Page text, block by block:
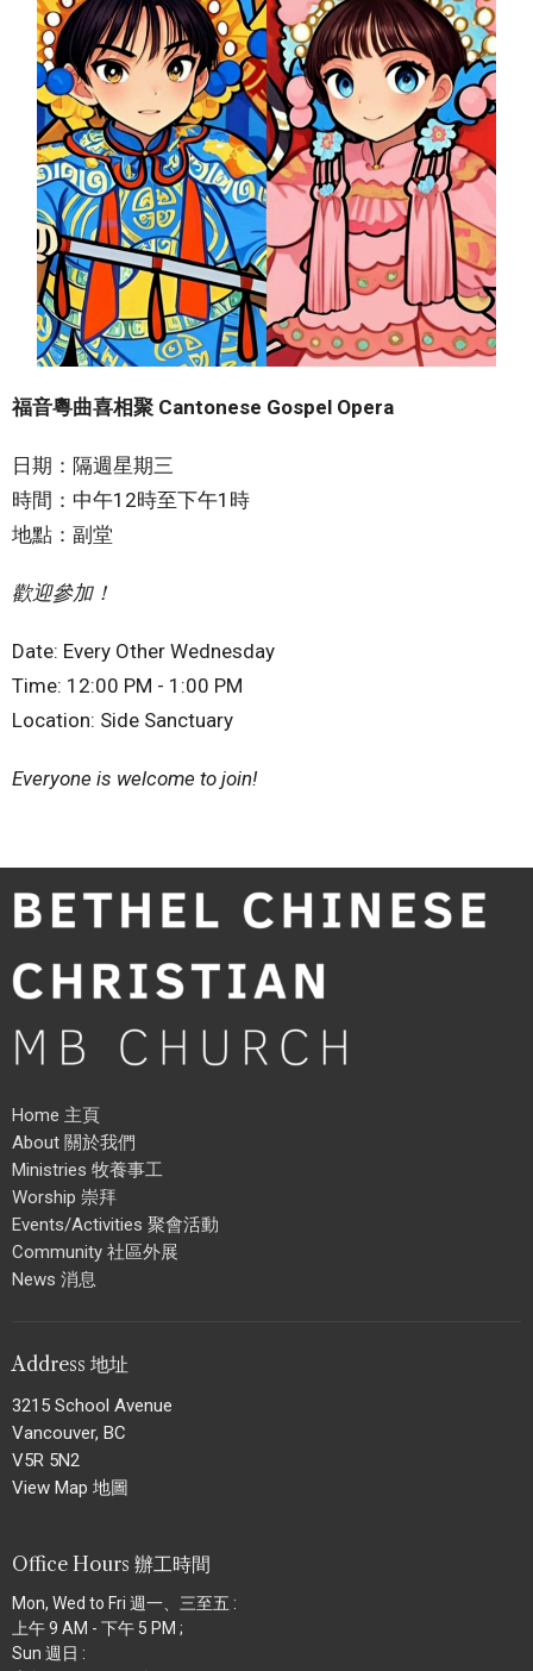
福音粵曲喜相聚 Cantonese Gospel Opera
日期：隔週星期三
時間：中午12時至下午1時
地點：副堂
歡迎參加！
Date: Every Other Wednesday
Time: 12:00 PM - 1:00 PM
Location: Side Sanctuary
Everyone is welcome to join!
Home 主頁
About 關於我們
Ministries 牧養事工
Worship 崇拜
Events/Activities 聚會活動
Community 社區外展
News 消息
Address 地址
3215 School Avenue
Vancouver, BC
V5R 5N2
View Map 地圖
Office Hours 辦工時間
Mon, Wed to Fri 週一、三至五 :
上午 9 AM - 下午 5 PM ;
Sun 週日 :